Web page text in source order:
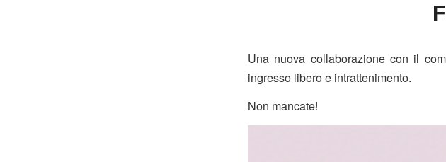
Una nuova collaborazione con il
ingresso libero e intrattenimento.
Non mancate!